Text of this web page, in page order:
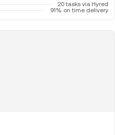
20 tasks via Hyred
91% on time delivery